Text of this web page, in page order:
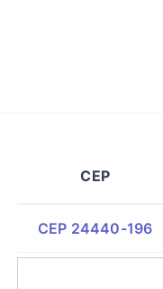
CEP
CEP 24440-196